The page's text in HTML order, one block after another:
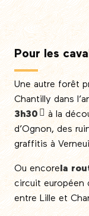
Somme
En Baie de
est possible
longent la
savoir + sur
Somme
Pour les
Une autre forêt
Chantilly dans
3h30
à la
d’Ognon, des
graffitis à
Ou encore la
circuit européen
entre Lille et